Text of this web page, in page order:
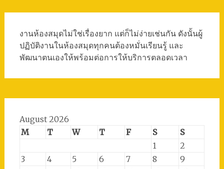
งานห้องสมุดไม่ใช่เรื่องยาก แต่ก็ไม่ง่ายเช่นกัน ดังนั้นผู้
ปฏิบัติงานในห้องสมุดทุกคนต้องหมั่นเรียนรู้ และ
พัฒนาตนเองให้พร้อมต่อการให้บริการตลอดเวลา
August 2026
M
T W T F S
S
1
2
3
4 5 6 7 8
9